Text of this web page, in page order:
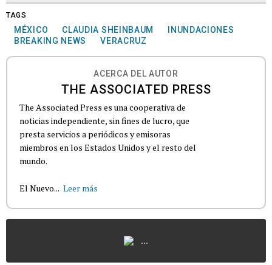
TAGS
MÉXICO CLAUDIA SHEINBAUM
INUNDACIONES
BREAKING NEWS
VERACRUZ
ACERCA DEL AUTOR
THE ASSOCIATED PRESS
The Associated Press es una cooperativa de
noticias independiente, sin fines de lucro, que
presta servicios a periódicos y emisoras
miembros en los Estados Unidos y el resto del
mundo.
El Nuevo... Leer más
...